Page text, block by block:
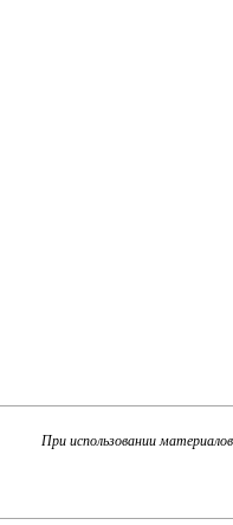
При использовании